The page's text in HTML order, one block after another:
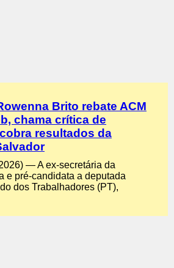
Brito rebate ACM
chama crítica de
resultados da
— A ex-secretária da
e pré-candidata a deputada
dos Trabalhadores (PT),